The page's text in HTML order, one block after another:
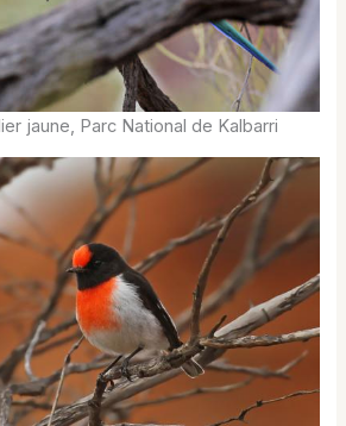
jaune, Parc National de Kalbarri